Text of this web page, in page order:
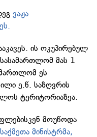
ვაჟა
ის ოკუპირებულ
მას 1
ეს
ე.წ. საზღვრის
ტერიტორიაზეა.
მოუწოდა
მინისტრმა,